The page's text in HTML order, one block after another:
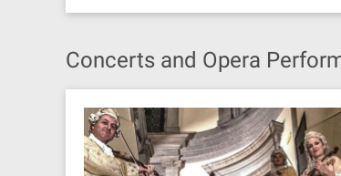
Concerts and Opera